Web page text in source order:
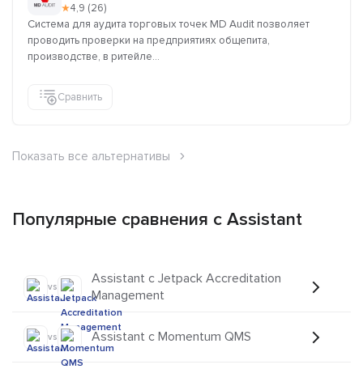
★4,9 (26)
Система для аудита торговых точек MD Audit позволяет
проводить проверки на предприятиях общепита,
производстве, в ритейле...
Сравнить
Показать все альтернативы
Популярные сравнения с Assistant
vs
Assistant с Jetpack Accreditation
Management
vs Assistant с Momentum QMS